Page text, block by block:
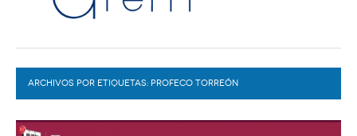
TORREÓN
GÓMEZ PALACIO
LERDO
COAHUILA
DURANGO
DEPORTES
ARCHIVOS POR ETIQUETAS: PROFECO TORREÓN